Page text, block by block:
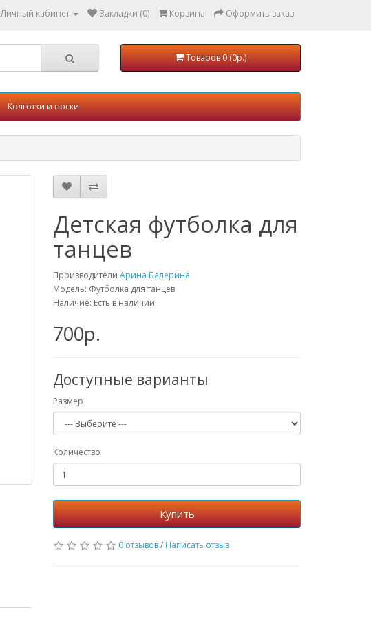
Личный кабинет Закладки (0) Корзина Оформить заказ
Товаров 0 (0р.)
Колготки и носки
Детская футболка для
танцев
Производители Арина Балерина
Модель: Футболка для танцев
Наличие: Есть в наличии
700р.
Доступные варианты
Размер
Количество
Купить
0 отзывов/ Написать отзыв